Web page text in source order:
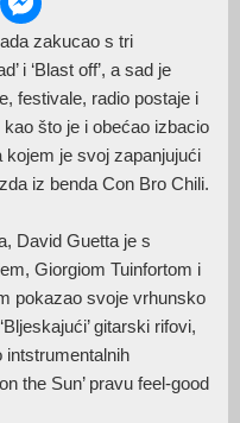
zakucao s tri
i ‘Blast off’, a sad je
festivale, radio postaje i
što je i obećao izbacio
kojem je svoj zapanjujući
iz benda Con Bro Chili.
David Guetta je s
Giorgiom Tuinfortom i
pokazao svoje vrhunsko
gitarski rifovi,
intstrumentalnih
the Sun’ pravu feel-good